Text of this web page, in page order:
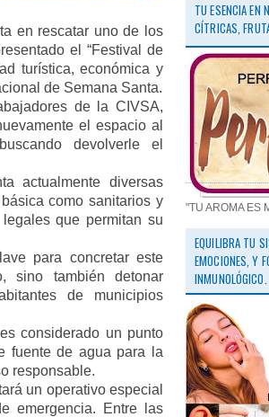
en rescatar uno de los
el “Festival de
turística, económica y
de Semana Santa.
de la CIVSA,
el espacio al
devolverle el
actualmente diversas
como sanitarios y
que permitan su
para concretar este
sino también detonar
de municipios
considerado un punto
fuente de agua para la
responsable.
un operativo especial
emergencia. Entre las
TU ESENCIA EN
CÍTRICAS,
"TU AROMA ES
EQUILIBRA TU
EMOCIONES, Y
INMUNOLÓGICO.